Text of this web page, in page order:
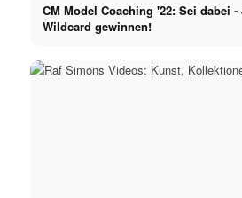
CM Model Coaching '22: Sei dabei
Wildcard gewinnen!